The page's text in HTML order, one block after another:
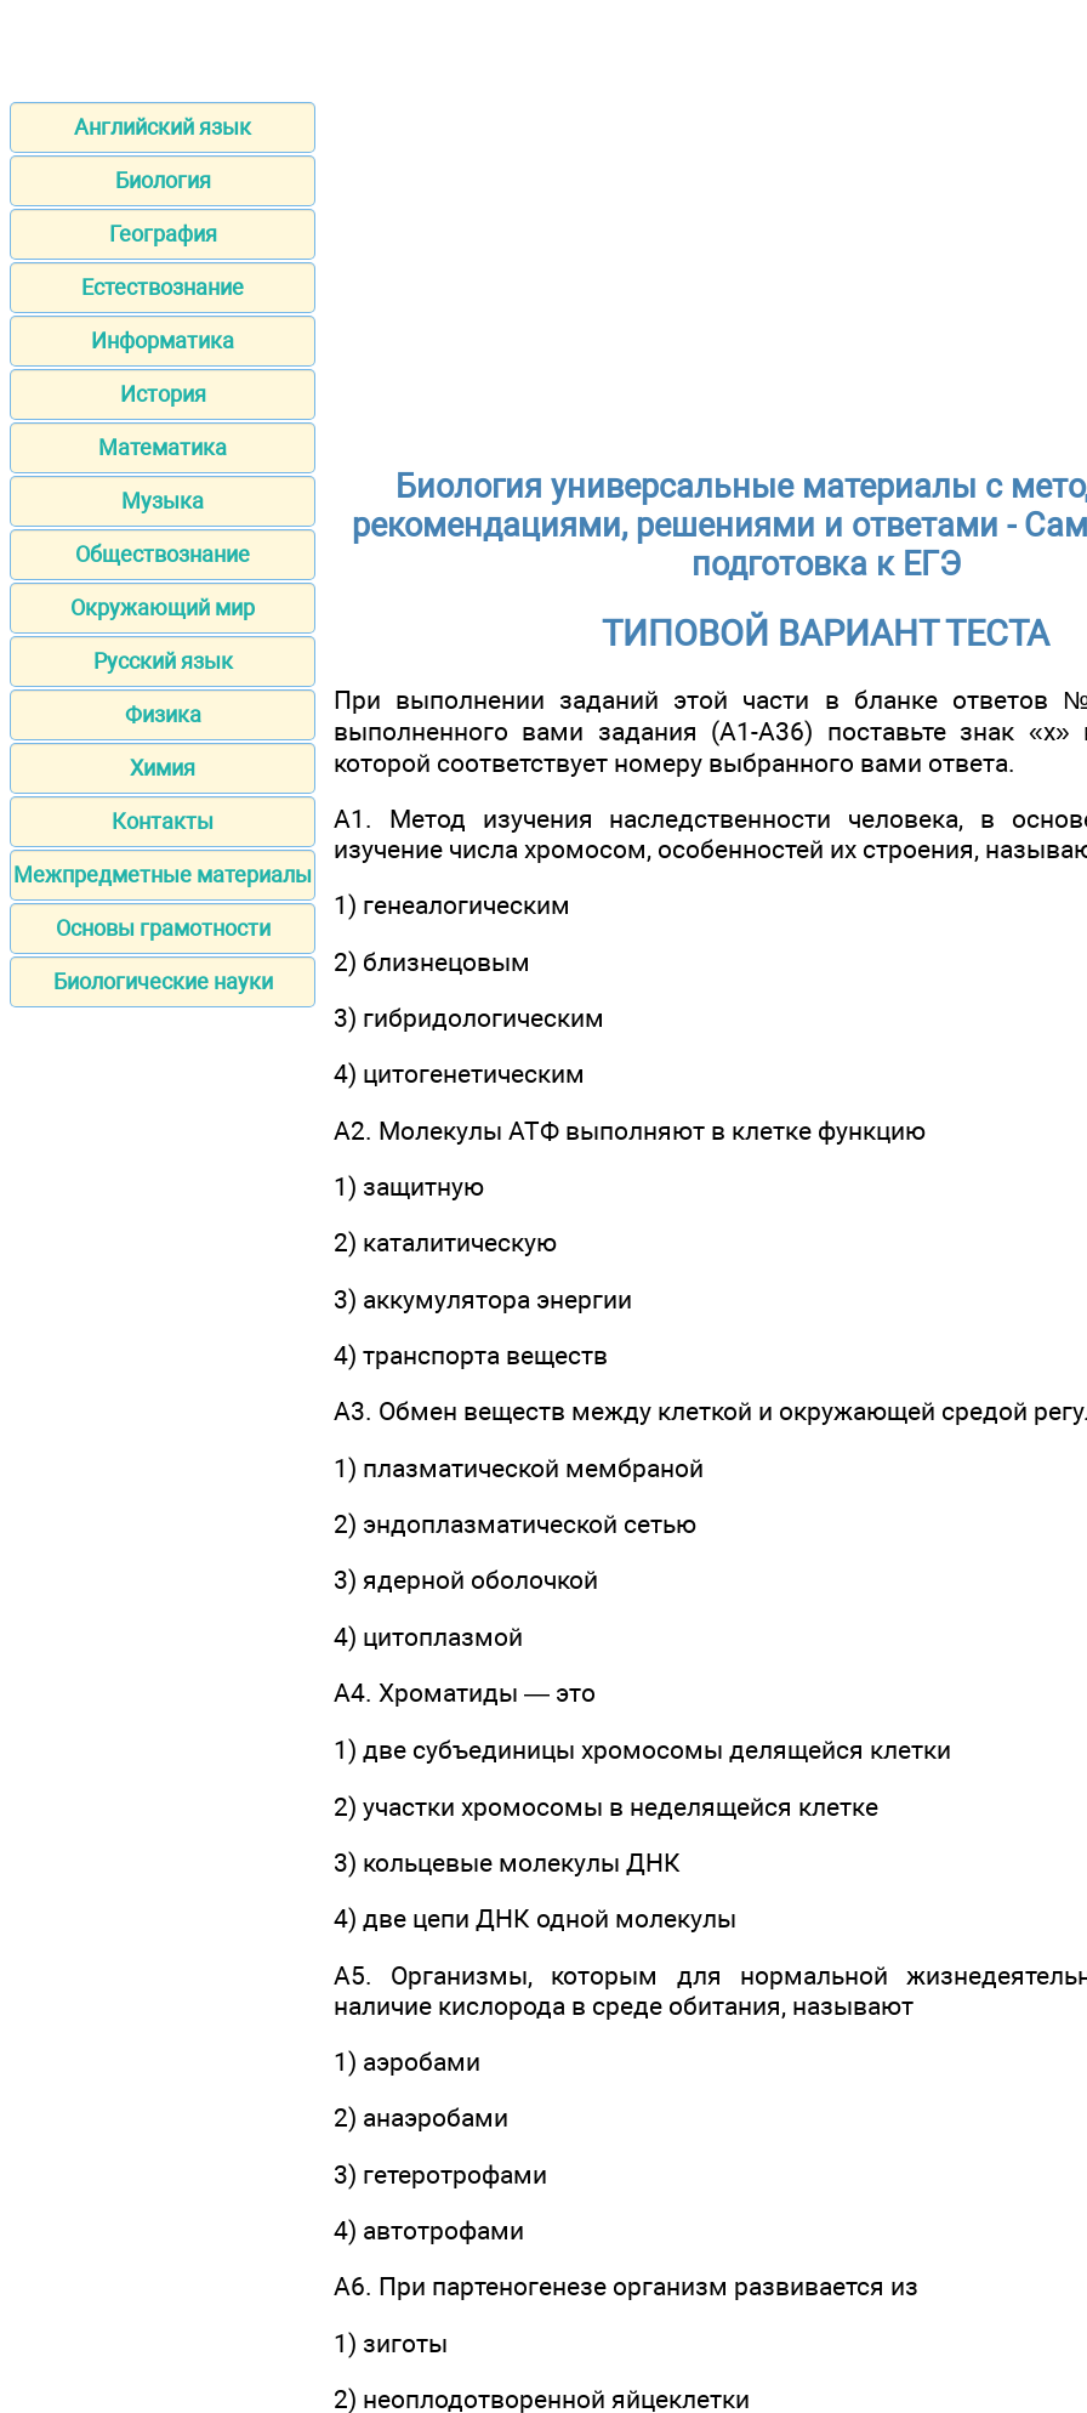
Английский язык
Биология
География
Естествознание
Информатика
История
Математика
Музыка
Обществознание
Окружающий мир
Русский язык
Физика
Химия
Контакты
Межпредметные материалы
Основы грамотности
Биологические науки
Биология универсальные материалы с
рекомендациями, решениями и ответами -
подготовка к ЕГЭ
ТИПОВОЙ ВАРИАНТ ТЕСТА
При выполнении заданий этой части в бланке
выполненного вами задания (А1-А36) поставьте знак «х»
которой соответствует номеру выбранного вами ответа.
А1. Метод изучения наследственности человека, в
изучение числа хромосом, особенностей их строения,
1) генеалогическим
2) близнецовым
3) гибридологическим
4) цитогенетическим
А2. Молекулы АТФ выполняют в клетке функцию
1) защитную
2) каталитическую
3) аккумулятора энергии
4) транспорта веществ
А3. Обмен веществ между клеткой и окружающей средой
1) плазматической мембраной
2) эндоплазматической сетью
3) ядерной оболочкой
4) цитоплазмой
А4. Хроматиды — это
1) две субъединицы хромосомы делящейся клетки
2) участки хромосомы в неделящейся клетке
3) кольцевые молекулы ДНК
4) две цепи ДНК одной молекулы
А5. Организмы, которым для нормальной
наличие кислорода в среде обитания, называют
1) аэробами
2) анаэробами
3) гетеротрофами
4) автотрофами
А6. При партеногенезе организм развивается из
1) зиготы
2) неоплодотворенной яйцеклетки